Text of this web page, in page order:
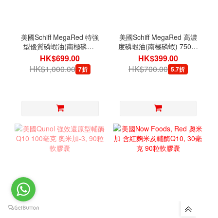
美國Schiff MegaRed 特強
型優質磷蝦油(南極磷蝦)
1,000毫克 60粒軟膠囊
HK$699.00
HK$1,000.00 7折
美國Schiff MegaRed 高濃
度磷蝦油(南極磷蝦) 750毫
克 80粒軟膠囊
HK$399.00
HK$700.00 5.7折